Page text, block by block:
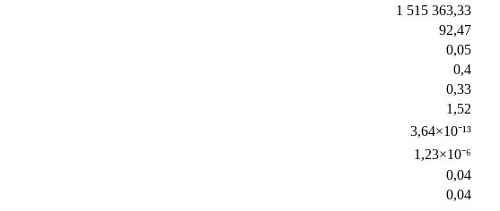
1 515 363,33
92,47
0,05
0,4
0,33
1,52
3,64×10⁻¹³
1,23×10⁻⁶
0,04
0,04